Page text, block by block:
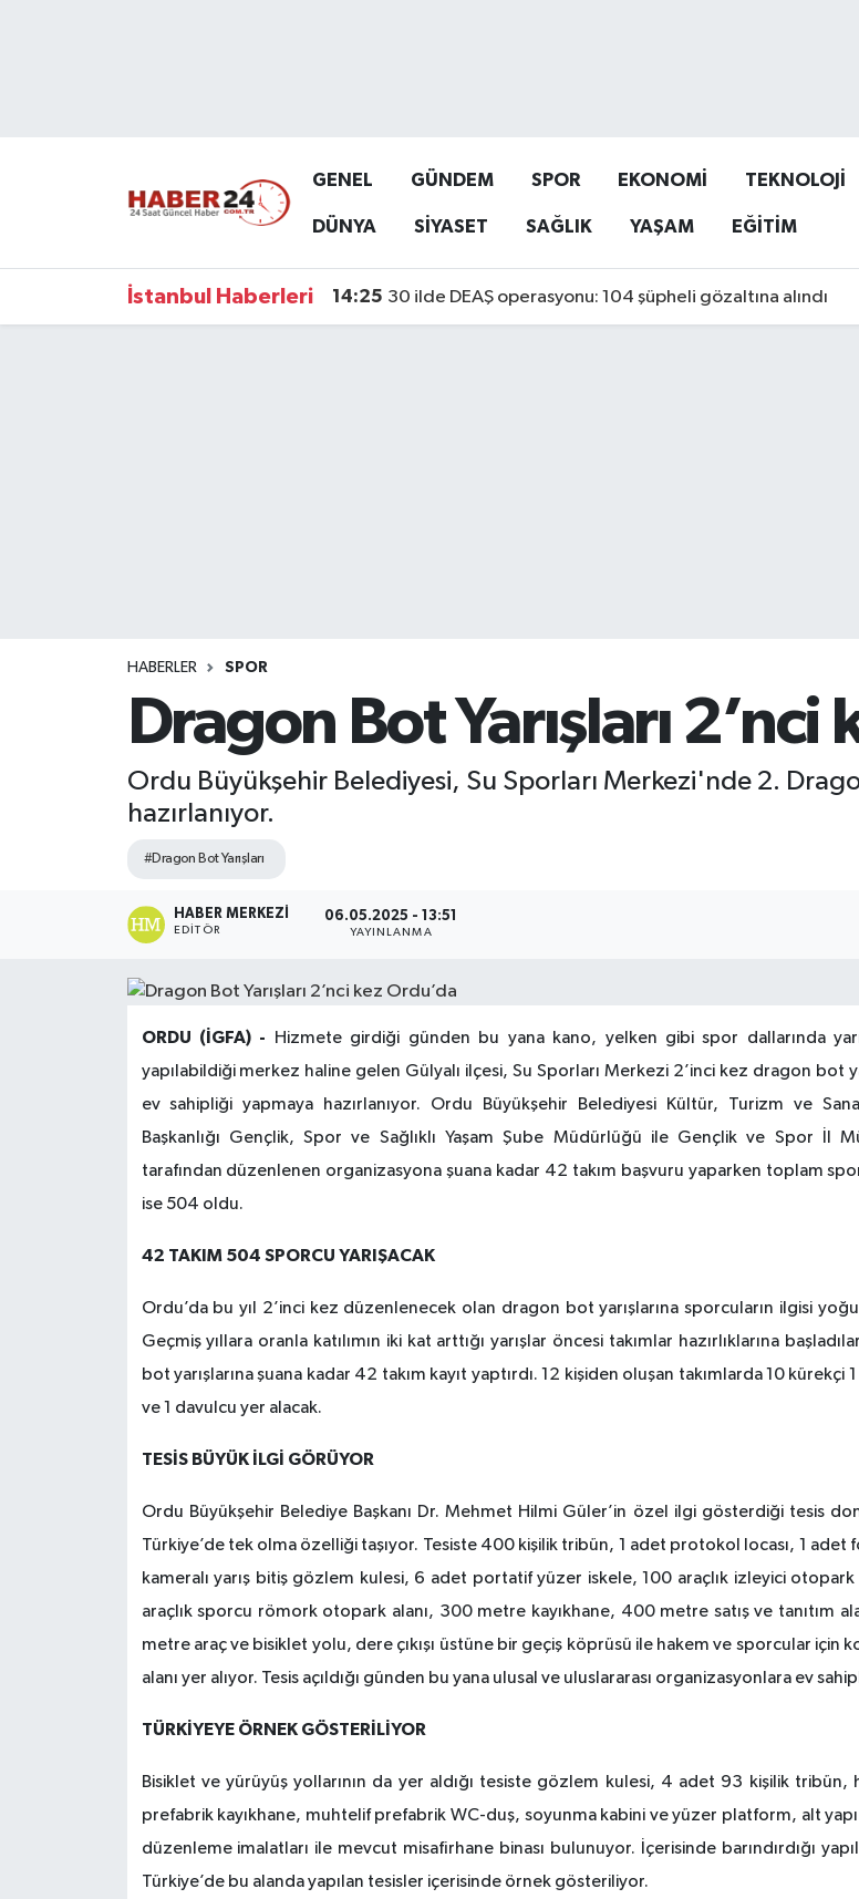
GENEL GÜNDEM SPOR EKONOMİ TEKNOLOJİ
DÜNYA SİYASET SAĞLIK YAŞAM EĞİTİM
İstanbul Haberleri 14:25 30 ilde DEAŞ operasyonu: 104 şüpheli gözaltına alındı
HABERLER SPOR
Dragon Bot Yarışları 2’nci
Ordu Büyükşehir Belediyesi, Su Sporları Merkezi'nde 2.
hazırlanıyor.
#Dragon Bot Yarışları
HABER MERKEZI
EDITÖR
06.05.2025 - 13:51
YAYINLANMA
ORDU (İGFA) - Hizmete girdiği günden bu yana kano, yelken gibi spor dallarında
yapılabildiği merkez haline gelen Gülyalı ilçesi, Su Sporları Merkezi 2’inci kez dragon bot
ev sahipliği yapmaya hazırlanıyor. Ordu Büyükşehir Belediyesi Kültür, Turizm ve
Başkanlığı Gençlik, Spor ve Sağlıklı Yaşam Şube Müdürlüğü ile Gençlik ve Spor İl
tarafından düzenlenen organizasyona şuana kadar 42 takım başvuru yaparken toplam
ise 504 oldu.
42 TAKIM 504 SPORCU YARIŞACAK
Ordu’da bu yıl 2’inci kez düzenlenecek olan dragon bot yarışlarına sporcuların ilgisi
Geçmiş yıllara oranla katılımın iki kat arttığı yarışlar öncesi takımlar hazırlıklarına
bot yarışlarına şuana kadar 42 takım kayıt yaptırdı. 12 kişiden oluşan takımlarda 10 kürekçi
ve 1 davulcu yer alacak.
TESİS BÜYÜK İLGİ GÖRÜYOR
Ordu Büyükşehir Belediye Başkanı Dr. Mehmet Hilmi Güler’in özel ilgi gösterdiği tesis
Türkiye’de tek olma özelliği taşıyor. Tesiste 400 kişilik tribün, 1 adet protokol locası, 1 adet
kameralı yarış bitiş gözlem kulesi, 6 adet portatif yüzer iskele, 100 araçlık izleyici otopark
araçlık sporcu römork otopark alanı, 300 metre kayıkhane, 400 metre satış ve tanıtım
metre araç ve bisiklet yolu, dere çıkışı üstüne bir geçiş köprüsü ile hakem ve sporcular için
alanı yer alıyor. Tesis açıldığı günden bu yana ulusal ve uluslararası organizasyonlara ev
TÜRKİYEYE ÖRNEK GÖSTERİLİYOR
Bisiklet ve yürüyüş yollarının da yer aldığı tesiste gözlem kulesi, 4 adet 93 kişilik tribün,
prefabrik kayıkhane, muhtelif prefabrik WC-duş, soyunma kabini ve yüzer platform, alt
düzenleme imalatları ile mevcut misafirhane binası bulunuyor. İçerisinde barındırdığı
Türkiye’de bu alanda yapılan tesisler içerisinde örnek gösteriliyor.
Namaz Vakitleri
Süper Lig Puan Durumu ve Fikstür